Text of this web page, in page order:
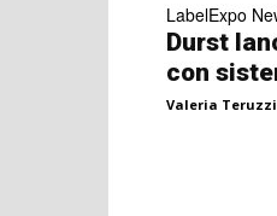
LabelExpo
Durst
con
Valeria Teruzzi